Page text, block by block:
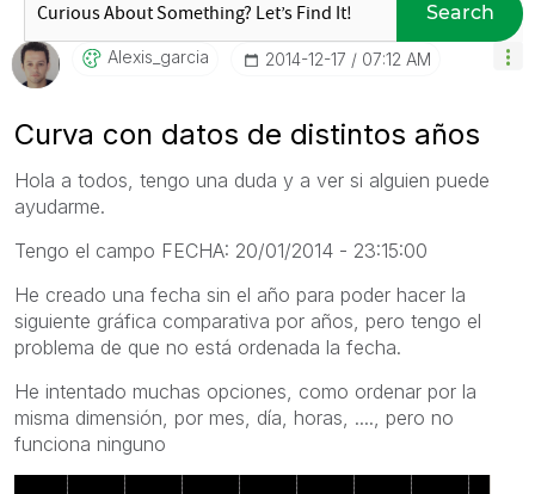
Search
Alexis_garcia ‎2014-12-17 07:12 AM
Curva con datos de distintos años
Hola a todos, tengo una duda y a ver si alguien puede
ayudarme.
Tengo el campo FECHA: 20/01/2014 - 23:15:00
He creado una fecha sin el año para poder hacer la
siguiente gráfica comparativa por años, pero tengo el
problema de que no está ordenada la fecha.
He intentado muchas opciones, como ordenar por la
misma dimensión, por mes, día, horas, ...., pero no
funciona ninguno